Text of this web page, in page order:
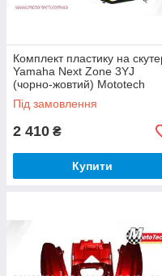
Комплект пластику на
Yamaha Next Zone 3YJ
(чорно-жовтий) Mototech
Під замовлення
2 410 ₴
Купити